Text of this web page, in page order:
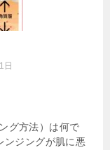
日
グ方法）は何で
ンジングが肌に悪